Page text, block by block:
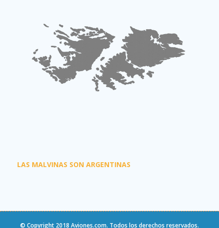
LAS MALVINAS SON ARGENTINAS
© Copyright 2018 Aviones.com. Todos los derechos reservados.